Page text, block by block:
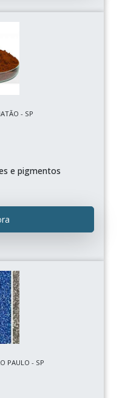
- SP
e pigmentos
PAULO - SP